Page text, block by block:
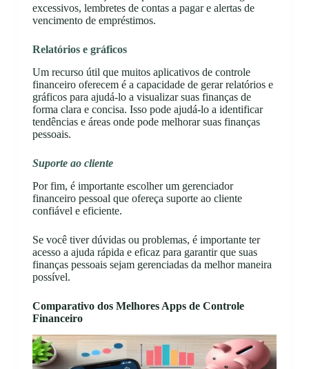
excessivos, lembretes de contas a pagar e alertas de
vencimento de empréstimos.
Relatórios e gráficos
Um recurso útil que muitos aplicativos de controle
financeiro oferecem é a capacidade de gerar relatórios e
gráficos para ajudá-lo a visualizar suas finanças de
forma clara e concisa. Isso pode ajudá-lo a identificar
tendências e áreas onde pode melhorar suas finanças
pessoais.
Suporte ao cliente
Por fim, é importante escolher um gerenciador
financeiro pessoal que ofereça suporte ao cliente
confiável e eficiente.
Se você tiver dúvidas ou problemas, é importante ter
acesso a ajuda rápida e eficaz para garantir que suas
finanças pessoais sejam gerenciadas da melhor maneira
possível.
Comparativo dos Melhores Apps de Controle
Financeiro